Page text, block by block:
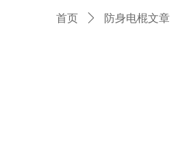
首页 ꄲ 防身电棍文章